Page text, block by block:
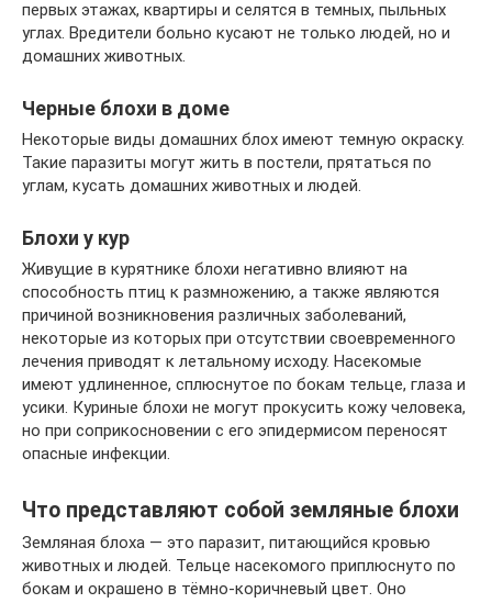
первых этажах, квартиры и селятся в темных, пыльных
углах. Вредители больно кусают не только людей, но и
домашних животных.
Черные блохи в доме
Некоторые виды домашних блох имеют темную окраску.
Такие паразиты могут жить в постели, прятаться по
углам, кусать домашних животных и людей.
Блохи у кур
Живущие в курятнике блохи негативно влияют на
способность птиц к размножению, а также являются
причиной возникновения различных заболеваний,
некоторые из которых при отсутствии своевременного
лечения приводят к летальному исходу. Насекомые
имеют удлиненное, сплюснутое по бокам тельце, глаза и
усики. Куриные блохи не могут прокусить кожу человека,
но при соприкосновении с его эпидермисом переносят
опасные инфекции.
Что представляют собой земляные блохи
Земляная блоха — это паразит, питающийся кровью
животных и людей. Тельце насекомого приплюснуто по
бокам и окрашено в тёмно-коричневый цвет. Оно